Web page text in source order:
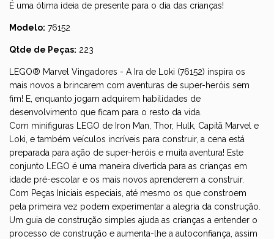
É uma ótima ideia de presente para o dia das crianças!
Modelo: 76152
Qtde de Peças: 223
LEGO® Marvel Vingadores - A Ira de Loki (76152) inspira os
mais novos a brincarem com aventuras de super-heróis sem
fim! E, enquanto jogam adquirem habilidades de
desenvolvimento que ficam para o resto da vida.
Com minifiguras LEGO de Iron Man, Thor, Hulk, Capitã Marvel e
Loki, e também veículos incríveis para construir, a cena está
preparada para ação de super-heróis e muita aventura! Este
conjunto LEGO é uma maneira divertida para as crianças em
idade pré-escolar e os mais novos aprenderem a construir.
Com Peças Iniciais especiais, até mesmo os que constroem
pela primeira vez podem experimentar a alegria da construção.
Um guia de construção simples ajuda as crianças a entender o
processo de construção e aumenta-lhe a autoconfiança, assim